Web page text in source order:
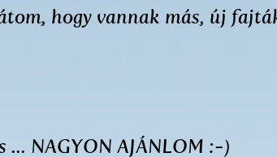
hogy vannak más, új
NAGYON AJÁNLOM :-)